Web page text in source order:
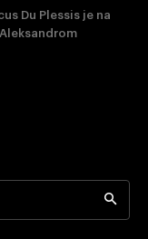
Du Plessis je na